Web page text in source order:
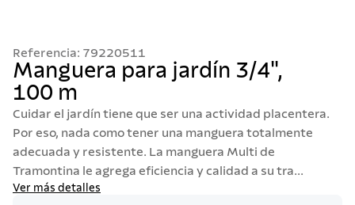
Referencia: 79220511
Manguera para jardín 3/4",
100 m
Cuidar el jardín tiene que ser una actividad placentera.
Por eso, nada como tener una manguera totalmente
adecuada y resistente. La manguera Multi de
Tramontina le agrega eficiencia y calidad a su tra...
Ver más detalles
2 .
sarten
3.
cubiertos
4.
acero inoxidable
5.
ollas
6.
grano